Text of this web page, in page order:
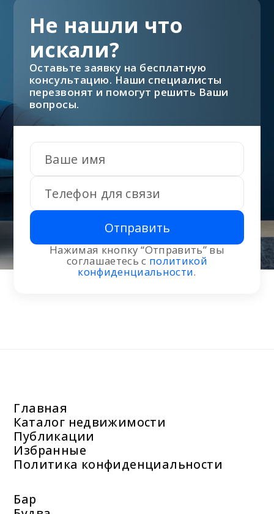
Отправить
Нажимая кнопку “Отправить” вы
соглашаетесь с политикой
конфиденциальности.
Не нашли что
искали?
Оставьте заявку на бесплатную
консультацию. Наши специалисты
перезвонят и помогут решить Ваши
вопросы.
Главная
Каталог недвижимости
Публикации
Избранные
Политика конфиденциальности
Бар